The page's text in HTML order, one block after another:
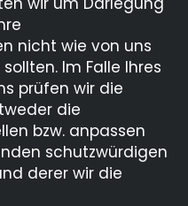
nicht wie von uns
Im Falle Ihres
prüfen wir die
die
bzw. anpassen
schutzwürdigen
derer wir die